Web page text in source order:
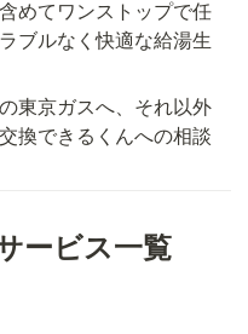
めてワンストップで任
ブルなく快適な給湯生
東京ガスへ、それ以外
換できるくんへの相談
ービス一覧